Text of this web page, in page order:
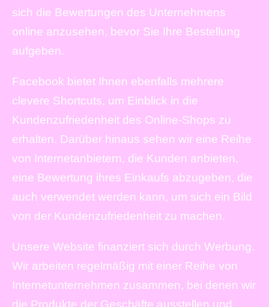
sich die Bewertungen des Unternehmens
online anzusehen, bevor Sie Ihre Bestellung
aufgeben.
Facebook bietet Ihnen ebenfalls mehrere
clevere Shortcuts, um Einblick in die
Kundenzufriedenheit des Online-Shops zu
erhalten. Darüber hinaus sehen wir eine Reihe
von Internetanbietern, die Kunden anbieten,
eine Bewertung ihres Einkaufs abzugeben, die
auch verwendet werden kann, um sich ein Bild
von der Kundenzufriedenheit zu machen.
Unsere Website finanziert sich durch Werbung.
Wir arbeiten regelmäßig mit einer Reihe von
Internetunternehmen zusammen, bei denen wir
die Produkte der Geschäfte ausstellen und